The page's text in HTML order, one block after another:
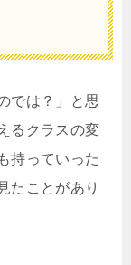
では？」と思
るクラスの変
持っていった
たことがあり